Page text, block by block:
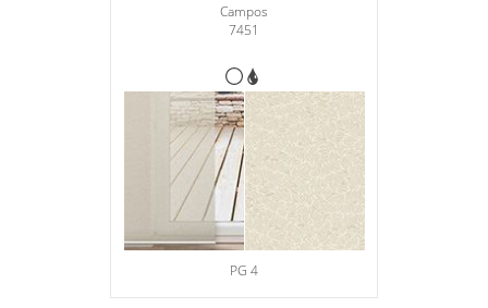
Campos
7451
PG 4